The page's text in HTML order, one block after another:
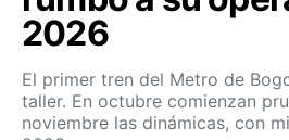
2026
El primer tren del Metro de
taller. En octubre comienzan
noviembre las dinámicas, con